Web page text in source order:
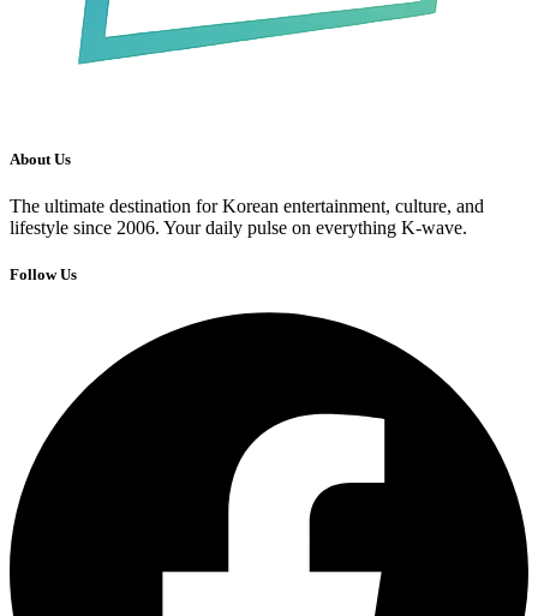
About Us
The ultimate destination for Korean entertainment, culture, and
lifestyle since 2006. Your daily pulse on everything K-wave.
Follow Us